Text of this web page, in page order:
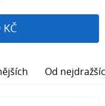
KČ
Od